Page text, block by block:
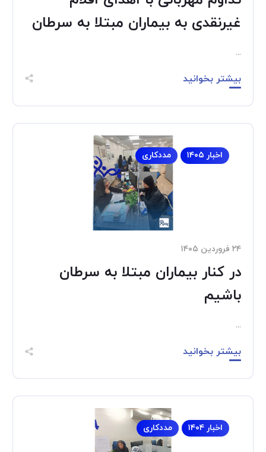
غیرنقدی به بیماران مبتلا به سرطان
...
بیشتر بخوانید
اخبار ۱۴۰۵ مددکاری
۲۴ فروردین ۱۴۰۵
در کنار بیماران مبتلا به سرطان
باشیم
...
بیشتر بخوانید
اخبار ۱۴۰۴ مددکاری